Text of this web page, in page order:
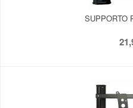
SUPPORTO